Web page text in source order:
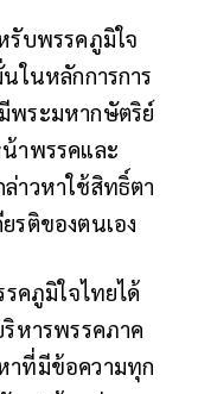
รับพรรคภูมิใจ
ในหลักการการ
พระมหากษัตริย์
าพรรคและ
าวหาใช้สิทธิ์ตา
รติของตนเอง
คภูมิใจไทยได้
หารพรรคภาค
าที่มีข้อความทุก